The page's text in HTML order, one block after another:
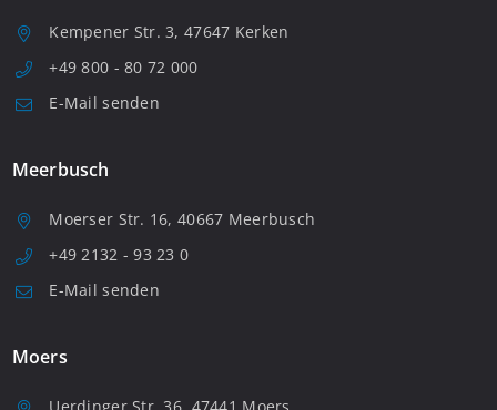
Kempener Str. 3, 47647 Kerken
+49 800 - 80 72 000
E-Mail senden
Meerbusch
Moerser Str. 16, 40667 Meerbusch
+49 2132 - 93 23 0
E-Mail senden
Moers
Uerdinger Str. 36, 47441 Moers